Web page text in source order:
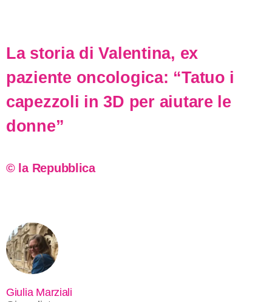
La storia di Valentina, ex
paziente oncologica: “Tatuo i
capezzoli in 3D per aiutare le
donne”
© la Repubblica
Giulia Marziali